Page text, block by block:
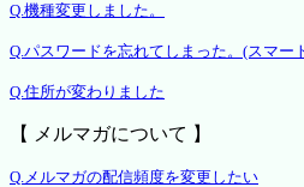
Q.機種変更しました。
Q.パスワードを忘れてしまった。(スマー
Q.住所が変わりました
【 メルマガについて 】
Q.メルマガの配信頻度を変更したい